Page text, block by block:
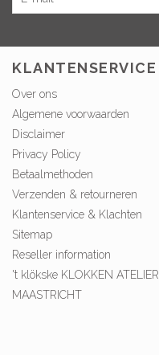
KLANTENSERVICE
Over ons
Algemene voorwaarden
Disclaimer
Privacy Policy
Betaalmethoden
Verzenden & retourneren
Klantenservice & Klachten
Sitemap
Reseller information
't klökske KLOKKEN ATELIER
MAASTRICHT